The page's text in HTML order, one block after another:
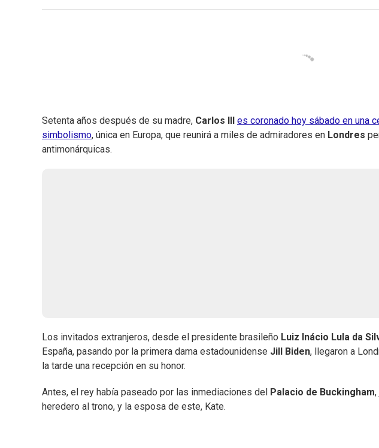
Setenta años después de su madre, Carlos III
es coronado hoy sábado en una
simbolismo, única en Europa, que reunirá a miles de admiradores en Londres
antimonárquicas.
Los invitados extranjeros, desde el presidente brasileño Luiz Inácio Lula da
España, pasando por la primera dama estadounidense Jill Biden, llegaron a
la tarde una recepción en su honor.
Antes, el rey había paseado por las inmediaciones del Palacio de Buckingham
heredero al trono, y la esposa de este, Kate.